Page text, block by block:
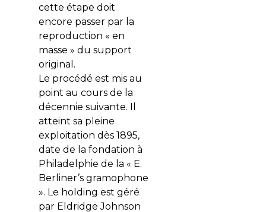
cette étape doit
encore passer par la
reproduction « en
masse » du support
original.
Le procédé est mis au
point au cours de la
décennie suivante. Il
atteint sa pleine
exploitation dès 1895,
date de la fondation à
Philadelphie de la « E.
Berliner’s gramophone
». Le holding est géré
par Eldridge Johnson